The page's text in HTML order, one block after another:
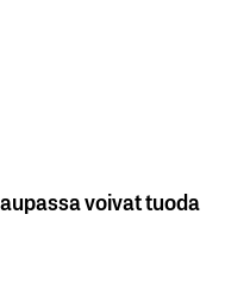
voivat tuoda